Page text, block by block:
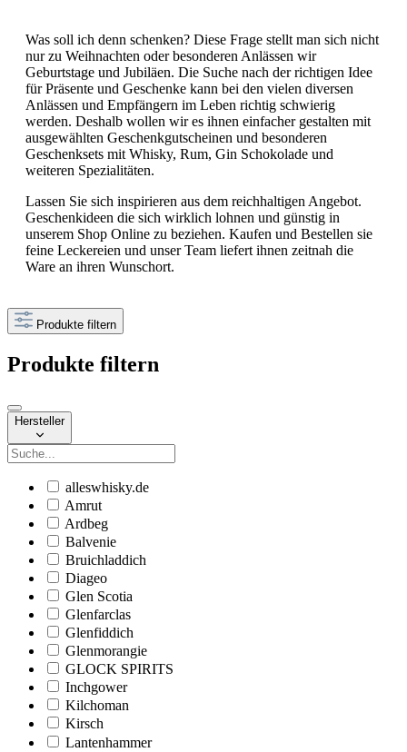
Was soll ich denn schenken? Diese Frage stellt man sich nicht
nur zu Weihnachten oder besonderen Anlässen wir
Geburtstage und Jubiläen. Die Suche nach der richtigen Idee
für Präsente und Geschenke kann bei den vielen diversen
Anlässen und Empfängern im Leben richtig schwierig
werden. Deshalb wollen wir es ihnen einfacher gestalten mit
ausgewählten Geschenkgutscheinen und besonderen
Geschenksets mit Whisky, Rum, Gin Schokolade und
weiteren Spezialitäten.
Lassen Sie sich inspirieren aus dem reichhaltigen Angebot.
Geschenkideen die sich wirklich lohnen und günstig in
unserem Shop Online zu beziehen. Kaufen und Bestellen sie
feine Leckereien und unser Team liefert ihnen zeitnah die
Ware an ihren Wunschort.
Produkte filtern
Produkte filtern
Hersteller
alleswhisky.de
Amrut
Ardbeg
Balvenie
Bruichladdich
Diageo
Glen Scotia
Glenfarclas
Glenfiddich
Glenmorangie
GLOCK SPIRITS
Inchgower
Kilchoman
Kirsch
Lantenhammer